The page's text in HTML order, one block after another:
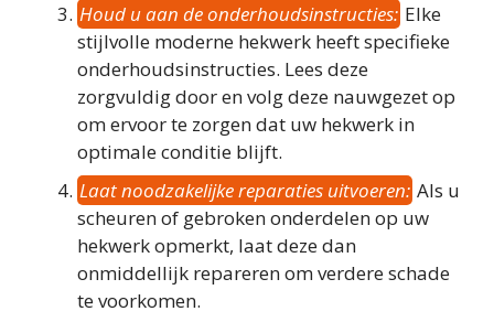
Houd u aan de onderhoudsinstructies: Elke
stijlvolle moderne hekwerk heeft specifieke
onderhoudsinstructies. Lees deze
zorgvuldig door en volg deze nauwgezet op
om ervoor te zorgen dat uw hekwerk in
optimale conditie blijft.
Laat noodzakelijke reparaties uitvoeren: Als u
scheuren of gebroken onderdelen op uw
hekwerk opmerkt, laat deze dan
onmiddellijk repareren om verdere schade
te voorkomen.